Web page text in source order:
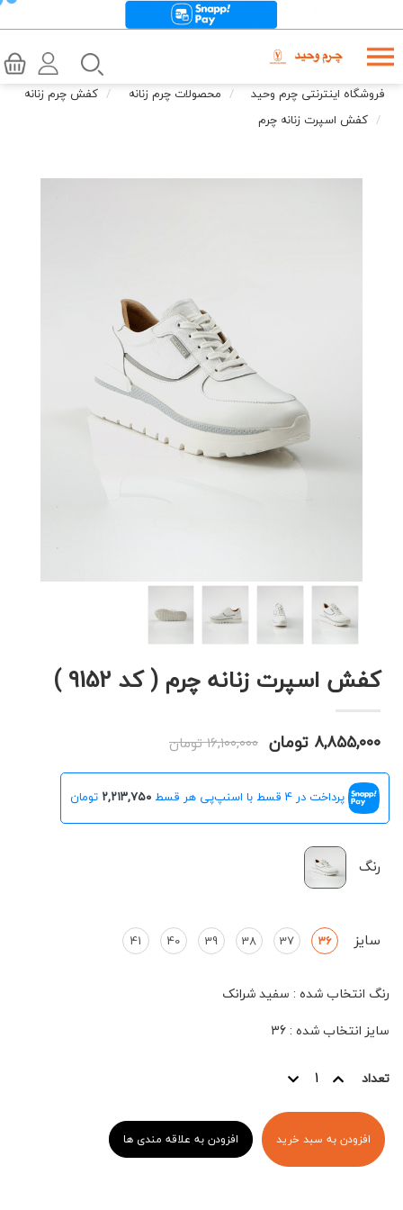
فروشگاه اینترنتی چرم وحید محصولات چرم زنانه
کفش چرم زنانه
کفش اسپرت زنانه چرم
کفش اسپرت زنانه چرم ( کد 9152 )
۸,۸۵۵,۰۰۰ تومان ۱۶,۱۰۰,۰۰۰ تومان
پرداخت در 4 قسط با اسنپ‌پی هر قسط ۲,۲۱۳,۷۵۰ تومان
رنگ
سایز 36
37
38
39
40
41
رنگ انتخاب شده : سفید شرانک
سایز انتخاب شده :
36
تعداد
افزودن به سبد خرید افزودن به علاقه مندی ها